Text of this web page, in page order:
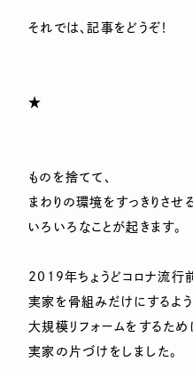
それでは、記事をどうぞ！
★
ものを捨てて、
まわりの環境をすっきりさせ
いろいろなことが起きます。
2019年ちょうどコロナ流行
実家を骨組みだけにするよ
大規模リフォームをするため
実家の片づけをしました。